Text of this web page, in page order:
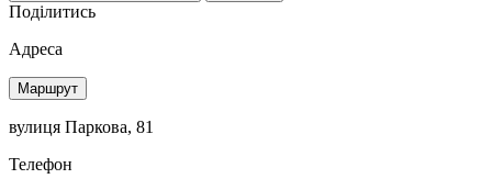
Поділитись
Адреса
Маршрут
вулиця Паркова, 81
Телефон